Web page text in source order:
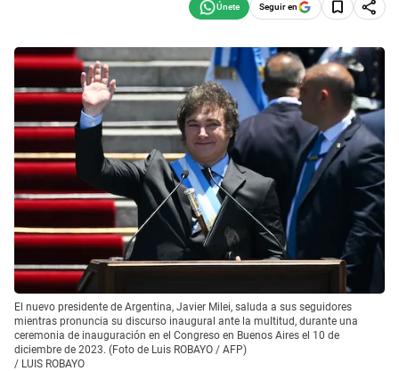
Seguir en
El nuevo presidente de Argentina, Javier Milei, saluda a sus seguidores
mientras pronuncia su discurso inaugural ante la multitud, durante una
ceremonia de inauguración en el Congreso en Buenos Aires el 10 de
diciembre de 2023. (Foto de Luis ROBAYO / AFP)
/ LUIS ROBAYO